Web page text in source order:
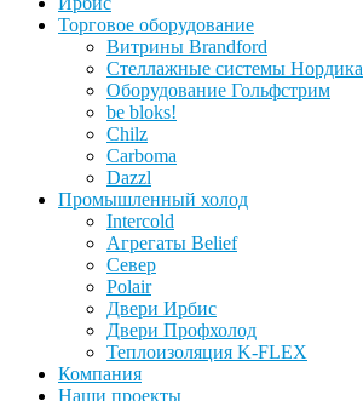
Торговое оборудование
Витрины Brandford
Стеллажные системы Нордика
Оборудование Гольфстрим
be bloks!
Chilz
Carboma
Dazzl
Промышленный холод
Intercold
Агрегаты Belief
Север
Polair
Двери Ирбис
Двери Профхолод
Теплоизоляция K-FLEX
Компания
Наши проекты